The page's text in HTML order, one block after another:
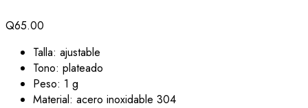
Q65.00
Talla: ajustable
Tono: plateado
Peso: 1 g
Material: acero inoxidable 304